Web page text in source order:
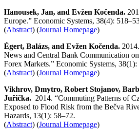
Hanousek, Jan, and Evžen Kočenda.
Europe.” Economic Systems, 38(4):
(Abstract) (Journal Homepage)
Égert, Balázs, and Evžen Kočenda.
News and Central Bank Communication
Forex Markets.” Economic Systems, 38(1):
(Abstract) (Journal Homepage)
Vikhrov, Dmytro, Robert Stojanov,
Juřička. 2014. “Commuting Patterns of
Exposed to Flood Risk from the Bečva
Hazards, 13(1): 58–72.
(Abstract) (Journal Homepage)